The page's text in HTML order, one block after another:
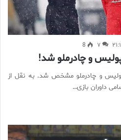
۷ 8
و چادرملو شد!
و چادرملو مشخص شد. به نقل از
داوران بازی…